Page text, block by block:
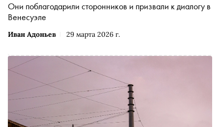
Иван Адоньев 29 марта 2026 г.
Они поблагодарили сторонников и призвали к диалогу в
Венесуэле